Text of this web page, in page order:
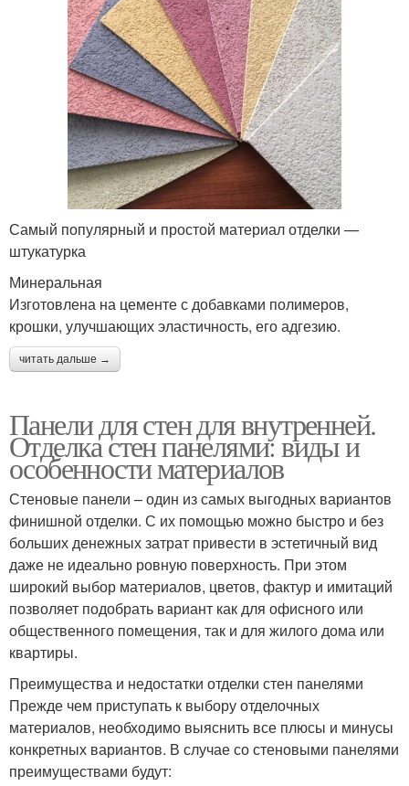
Самый популярный и простой материал отделки —
штукатурка
Минеральная
Изготовлена на цементе с добавками полимеров,
крошки, улучшающих эластичность, его адгезию.
читать дальше →
Панели для стен для внутренней.
Отделка стен панелями: виды и
особенности материалов
Стеновые панели – один из самых выгодных вариантов
финишной отделки. С их помощью можно быстро и без
больших денежных затрат привести в эстетичный вид
даже не идеально ровную поверхность. При этом
широкий выбор материалов, цветов, фактур и имитаций
позволяет подобрать вариант как для офисного или
общественного помещения, так и для жилого дома или
квартиры.
Преимущества и недостатки отделки стен панелями
Прежде чем приступать к выбору отделочных
материалов, необходимо выяснить все плюсы и минусы
конкретных вариантов. В случае со стеновыми панелями
преимуществами будут: